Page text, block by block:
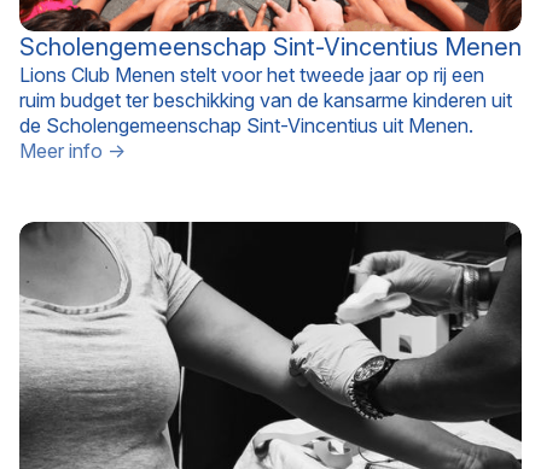
Scholengemeenschap Sint-Vincentius Menen
Lions Club Menen stelt voor het tweede jaar op rij een
ruim budget ter beschikking van de kansarme kinderen uit
de Scholengemeenschap Sint-Vincentius uit Menen.
Meer info →